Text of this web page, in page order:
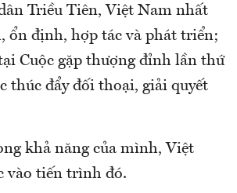
Triều Tiên, Việt Nam nhất
ổn định, hợp tác và phát triển;
Cuộc gặp thượng đỉnh lần thứ
thúc đẩy đối thoại, giải quyết
khả năng của mình, Việt
vào tiến trình đó.